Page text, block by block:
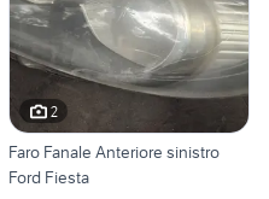
2
Faro Fanale Anteriore sinistro
Ford Fiesta